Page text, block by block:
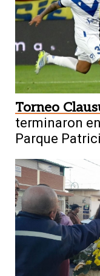
Torneo
terminaron
Parque